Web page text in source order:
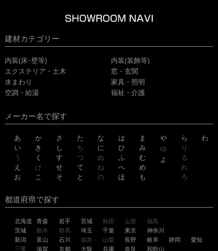
建材カテゴリー
内装(床･壁等)
内装(装飾等)
エクステリア・土木
窓・玄関
水まわり
家具・照明
空調・給湯
福祉・介護
メーカー名で探す
あ
い
う
え
お
か
き
く
け
こ
さ
し
す
せ
そ
た
ち
つ
て
と
な
に
ぬ
ね
の
は
ひ
ふ
へ
ほ
ま
み
む
め
も
や
ゆ
よ
ら
り
る
れ
ろ
わ
都道府県で探す
北海道 青森 岩手 宮城 秋田 山形
福島
茨城
栃木 群馬 埼玉 千葉 東京
神奈川
新潟
富山 石川 福井 山梨 長野 岐阜 静岡
愛知
三重
滋賀 京都 大阪 兵庫 奈良 和歌山